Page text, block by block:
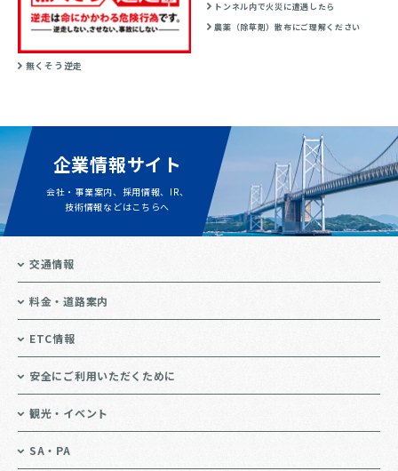
無くそう逆走
トンネル内で火災に遭遇したら
農薬（除草剤）散布にご理解ください
企業情報サイト
会社・事業案内、採用情報、IR、
技術情報などはこちらへ
交通情報
料金・道路案内
ETC情報
安全にご利用いただくために
観光・イベント
SA・PA